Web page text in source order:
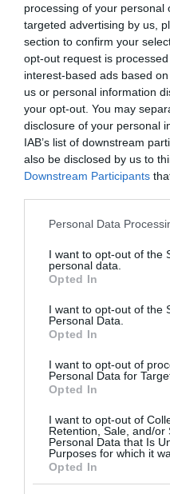
processing of your personal
targeted advertising by us,
section to confirm your
opt-out request is
interest-based ads based
us or personal information
your opt-out. You may
disclosure of your personal
IAB’s list of downstream
also be disclosed by us to
Downstream Participants
Please note that this
not limited to your visit or
grant or deny consent to
use your data for below
consent section.
Personal Data
I want to opt-out of the
personal data.
Opted In
I want to opt-out of the
Personal Data.
Opted In
I want to opt-out of
Personal Data for
Opted In
I want to opt-out of
Retention, Sale, and/or
Personal Data that Is
Purposes for which it
Opted In
10ες Διεθνείς
από τις 24
Η Καλαμάτα γιορτάζει
παρουσίας -Μέγαρο
Ωδείο Καλαμάτας
06 Αυγούστου 2026
διαβάστε
Οι